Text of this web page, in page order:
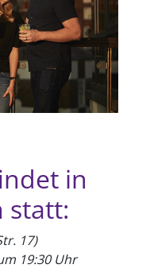
in
statt:
17)
19:30 Uhr